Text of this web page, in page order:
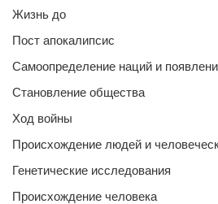
Жизнь до
Пост апокалипсис
Самоопределение наций и
Становление общества
Ход войны
Происхождение людей и
Генетические исследования
Происхождение человека